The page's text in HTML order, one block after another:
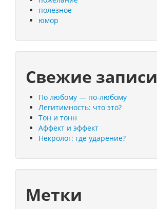
полезное
юмор
Свежие записи
По любому — по-любому
Легитимность: что это?
Тон и тонн
Аффект и эффект
Некролог: где ударение?
Метки